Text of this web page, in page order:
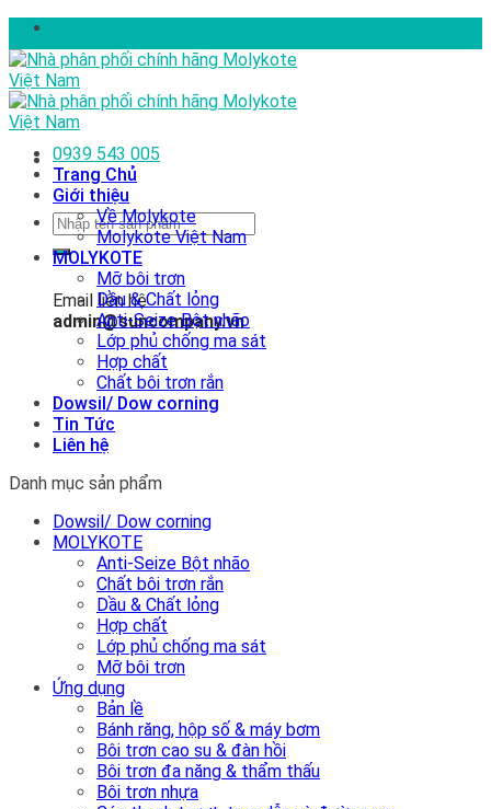
Skip
to
content
Tìm
kiếm:
Email liên hệ
admin@suncompany.vn
0939 543 005
Trang Chủ
Giới thiệu
Về Molykote
Molykote Việt Nam
MOLYKOTE
Mỡ bôi trơn
Dầu & Chất lỏng
Anti-Seize Bột nhão
Lớp phủ chống ma sát
Hợp chất
Chất bôi trơn rắn
Dowsil/ Dow corning
Tin Tức
Liên hệ
Danh mục sản phẩm
Dowsil/ Dow corning
MOLYKOTE
Anti-Seize Bột nhão
Chất bôi trơn rắn
Dầu & Chất lỏng
Hợp chất
Lớp phủ chống ma sát
Mỡ bôi trơn
Ứng dụng
Bản lề
Bánh răng, hộp số & máy bơm
Bôi trơn cao su & đàn hồi
Bôi trơn đa năng & thẩm thấu
Bôi trơn nhựa